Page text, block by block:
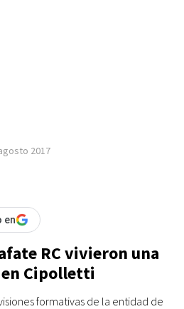
2017
en
RC vivieron una
Cipolletti
formativas de la entidad de